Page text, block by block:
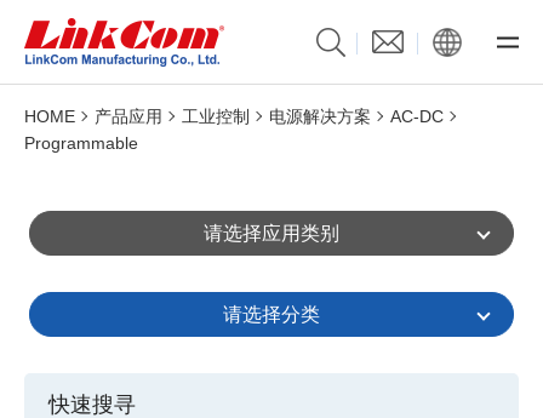
HOME 产品应用 工业控制 电源解决方案
AC-DC
Programmable
请选择应用类别
请选择分类
快速搜寻